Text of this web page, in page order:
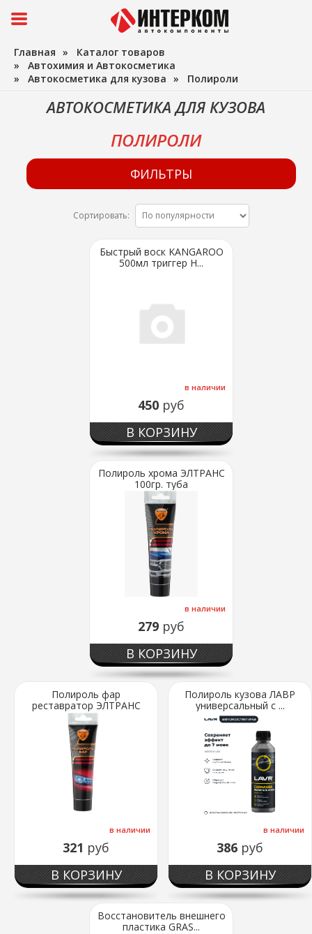
Главная » Каталог товаров
» Автохимия и Автокосметика
» Автокосметика для кузова » Полироли
АВТОКОСМЕТИКА ДЛЯ КУЗОВА
ПОЛИРОЛИ
ФИЛЬТРЫ
Сортировать:
Быстрый воск KANGAROO
500мл триггер H...
в наличии
450 руб
В КОРЗИНУ
Полироль хрома ЭЛТРАНС
100гр. туба
в наличии
279 руб
В КОРЗИНУ
Полироль фар
реставратор ЭЛТРАНС
100м...
в наличии
321 руб
В КОРЗИНУ
Полироль кузова ЛАВР
универсальный с ...
в наличии
386 руб
В КОРЗИНУ
Восстановитель внешнего
пластика GRAS...